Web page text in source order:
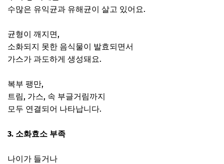
수많은 유익균과 유해균이 살고 있어요.
균형이 깨지면,
소화되지 못한 음식물이 발효되면서
가스가 과도하게 생성돼요.
복부 팽만,
트림, 가스, 속 부글거림까지
모두 연결되어 나타납니다.
3. 소화효소 부족
나이가 들거나